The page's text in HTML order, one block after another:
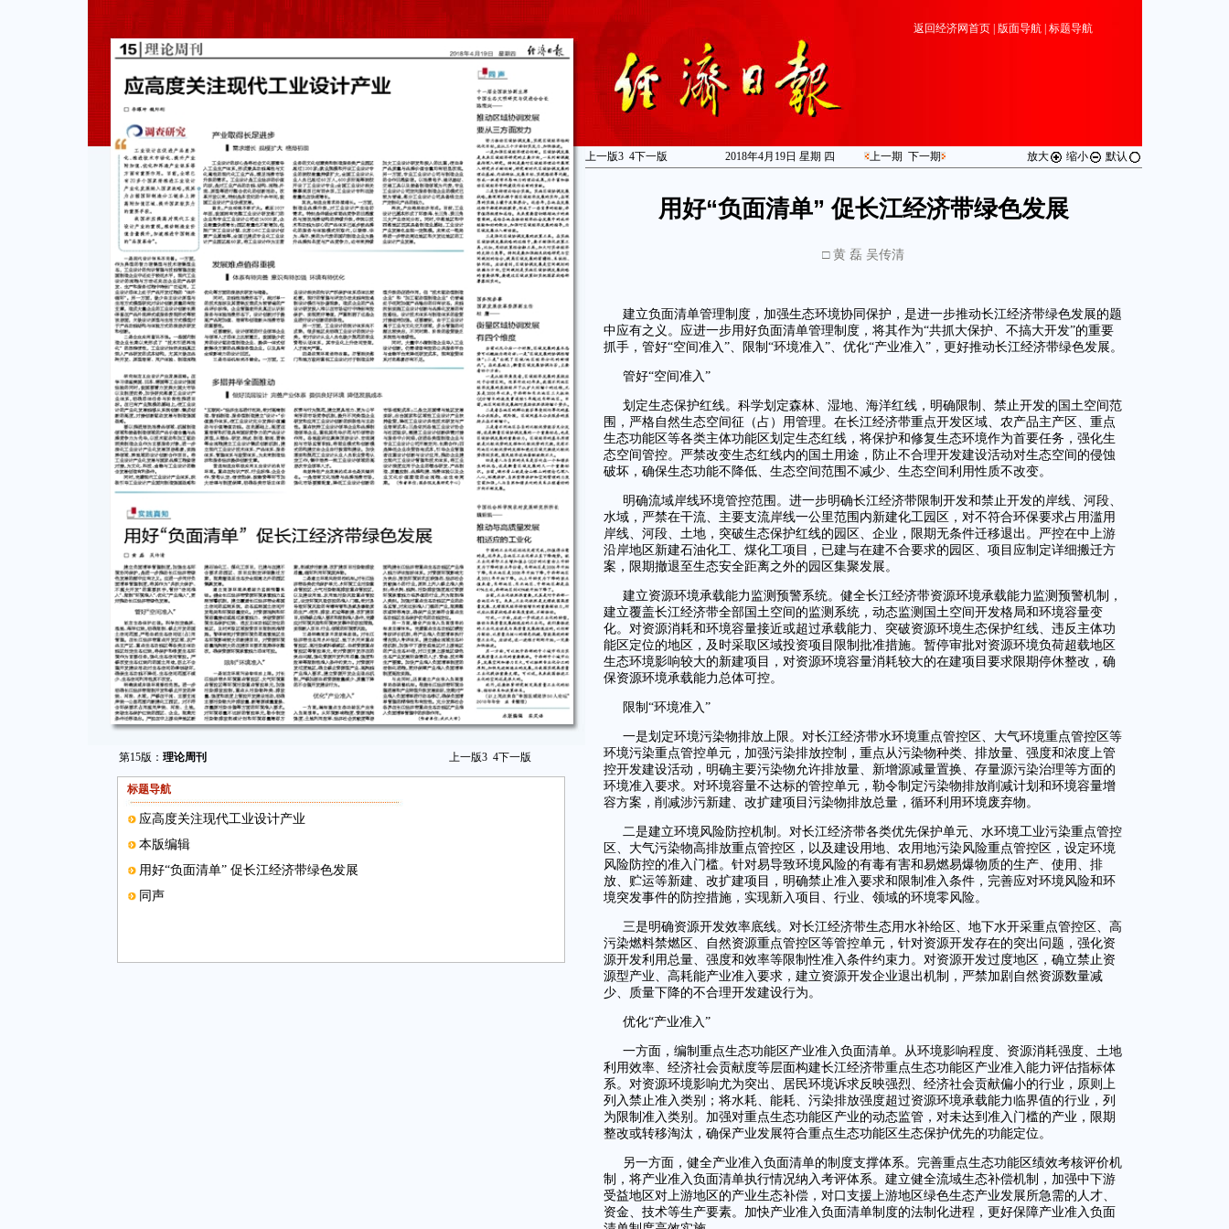
第15版： 理论周刊 上一版3 4下一版
标题导航
应高度关注现代工业设计产业
本版编辑
用好“负面清单” 促长江经济带绿色发展
同声
返回经济网首页| 版面导航| 标题导航
上一版3 4下一版 2018年4月19日 星期 四 上一期 下一期 放大 缩小 默认
用好“负面清单” 促长江经济带绿色发展
□ 黄 磊 吴传清
建立负面清单管理制度，加强生态环境协同保护，是进一步推动长江经济带绿色发展的题
中应有之义。应进一步用好负面清单管理制度，将其作为“共抓大保护、不搞大开发”的重要
抓手，管好“空间准入”、限制“环境准入”、优化“产业准入”，更好推动长江经济带绿色发展。
管好“空间准入”
划定生态保护红线。科学划定森林、湿地、海洋红线，明确限制、禁止开发的国土空间范
围，严格自然生态空间征（占）用管理。在长江经济带重点开发区域、农产品主产区、重点
生态功能区等各类主体功能区划定生态红线，将保护和修复生态环境作为首要任务，强化生
态空间管控。严禁改变生态红线内的国土用途，防止不合理开发建设活动对生态空间的侵蚀
破坏，确保生态功能不降低、生态空间范围不减少、生态空间利用性质不改变。
明确流域岸线环境管控范围。进一步明确长江经济带限制开发和禁止开发的岸线、河段、
水域，严禁在干流、主要支流岸线一公里范围内新建化工园区，对不符合环保要求占用滥用
岸线、河段、土地，突破生态保护红线的园区、企业，限期无条件迁移退出。严控在中上游
沿岸地区新建石油化工、煤化工项目，已建与在建不合要求的园区、项目应制定详细搬迁方
案，限期撤退至生态安全距离之外的园区集聚发展。
建立资源环境承载能力监测预警系统。健全长江经济带资源环境承载能力监测预警机制，
建立覆盖长江经济带全部国土空间的监测系统，动态监测国土空间开发格局和环境容量变
化。对资源消耗和环境容量接近或超过承载能力、突破资源环境生态保护红线、违反主体功
能区定位的地区，及时采取区域投资项目限制批准措施。暂停审批对资源环境负荷超载地区
生态环境影响较大的新建项目，对资源环境容量消耗较大的在建项目要求限期停休整改，确
保资源环境承载能力总体可控。
限制“环境准入”
一是划定环境污染物排放上限。对长江经济带水环境重点管控区、大气环境重点管控区等
环境污染重点管控单元，加强污染排放控制，重点从污染物种类、排放量、强度和浓度上管
控开发建设活动，明确主要污染物允许排放量、新增源减量置换、存量源污染治理等方面的
环境准入要求。对环境容量不达标的管控单元，勒令制定污染物排放削减计划和环境容量增
容方案，削减涉污新建、改扩建项目污染物排放总量，循环利用环境废弃物。
二是建立环境风险防控机制。对长江经济带各类优先保护单元、水环境工业污染重点管控
区、大气污染物高排放重点管控区，以及建设用地、农用地污染风险重点管控区，设定环境
风险防控的准入门槛。针对易导致环境风险的有毒有害和易燃易爆物质的生产、使用、排
放、贮运等新建、改扩建项目，明确禁止准入要求和限制准入条件，完善应对环境风险和环
境突发事件的防控措施，实现新入项目、行业、领域的环境零风险。
三是明确资源开发效率底线。对长江经济带生态用水补给区、地下水开采重点管控区、高
污染燃料禁燃区、自然资源重点管控区等管控单元，针对资源开发存在的突出问题，强化资
源开发利用总量、强度和效率等限制性准入条件约束力。对资源开发过度地区，确立禁止资
源型产业、高耗能产业准入要求，建立资源开发企业退出机制，严禁加剧自然资源数量减
少、质量下降的不合理开发建设行为。
优化“产业准入”
一方面，编制重点生态功能区产业准入负面清单。从环境影响程度、资源消耗强度、土地
利用效率、经济社会贡献度等层面构建长江经济带重点生态功能区产业准入能力评估指标体
系。对资源环境影响尤为突出、居民环境诉求反映强烈、经济社会贡献偏小的行业，原则上
列入禁止准入类别；将水耗、能耗、污染排放强度超过资源环境承载能力临界值的行业，列
为限制准入类别。加强对重点生态功能区产业的动态监管，对未达到准入门槛的产业，限期
整改或转移淘汰，确保产业发展符合重点生态功能区生态保护优先的功能定位。
另一方面，健全产业准入负面清单的制度支撑体系。完善重点生态功能区绩效考核评价机
制，将产业准入负面清单执行情况纳入考评体系。建立健全流域生态补偿机制，加强中下游
受益地区对上游地区的产业生态补偿，对口支援上游地区绿色生态产业发展所急需的人才、
资金、技术等生产要素。加快产业准入负面清单制度的法制化进程，更好保障产业准入负面